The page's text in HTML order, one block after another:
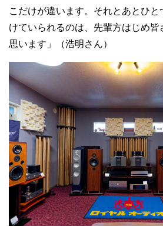
こだけが違います。それとあとひ
けていられるのは、先輩方はじめ皆
思います」（浩明さん）